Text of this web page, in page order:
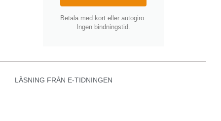
Betala med kort eller autogiro.
Ingen bindningstid.
LÄSNING FRÅN E-TIDNINGEN